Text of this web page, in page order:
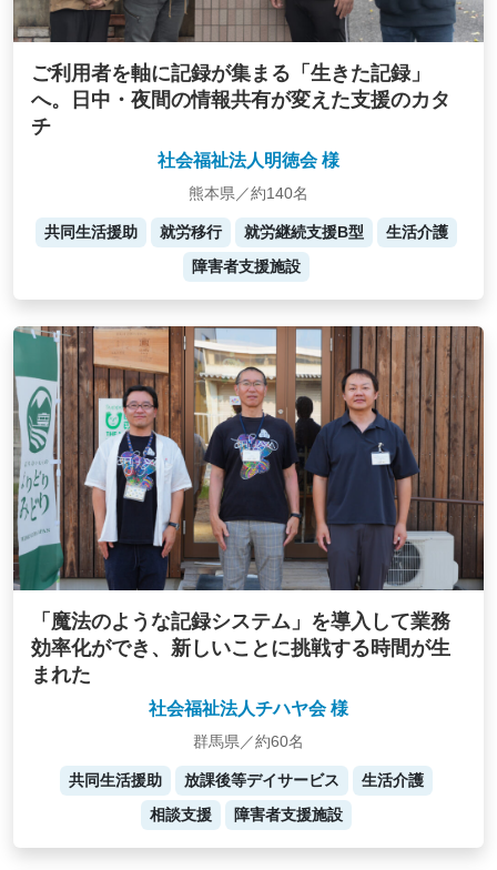
ご利用者を軸に記録が集まる「生きた記録」
へ。日中・夜間の情報共有が変えた支援のカタ
チ
社会福祉法人明徳会 様
熊本県／約140名
共同生活援助 就労移行 就労継続支援B型
生活介護
障害者支援施設
「魔法のような記録システム」を導入して業務
効率化ができ、新しいことに挑戦する時間が生
まれた
社会福祉法人チハヤ会 様
群馬県／約60名
共同生活援助 放課後等デイサービス
生活介護
相談支援
障害者支援施設